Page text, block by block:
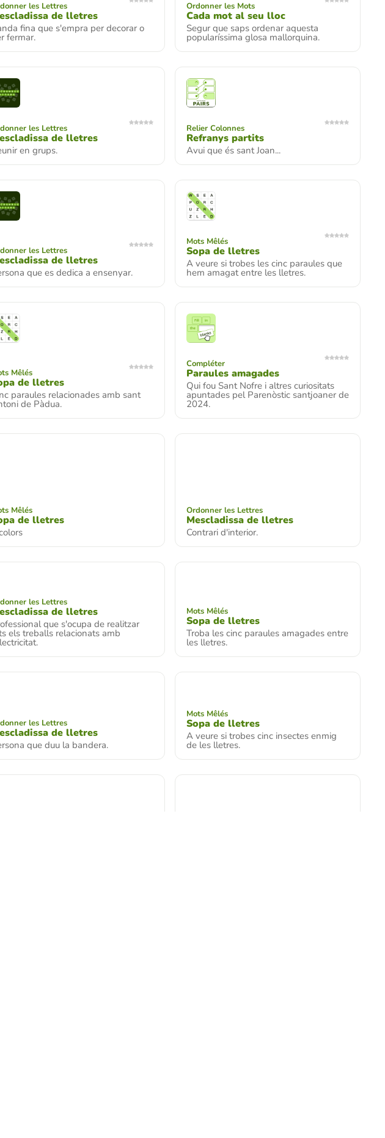
les Lettres
de lletres
fina que s'empra per decorar o
fermar.
Ordonner les Mots
Cada mot al seu lloc
Segur que saps ordenar aquesta
popularíssima glosa mallorquina.
les Lettres
de lletres
en grups.
Relier Colonnes
Refranys partits
Avui que és sant Joan...
les Lettres
de lletres
que es dedica a ensenyar.
Mots Mêlés
Sopa de lletres
A veure si trobes les cinc paraules que
hem amagat entre les lletres.
Mêlés
de lletres
paraules relacionades amb sant
de Pàdua.
Compléter
Paraules amagades
Qui fou Sant Nofre i altres curiositats
apuntades pel Parenòstic santjoaner de
2024.
Mêlés Ordonner les Lettres
les Lettres
de lletres
els treballs relacionats amb
Mots Mêlés
Troba les cinc paraules amagades entre
Mots Mêlés